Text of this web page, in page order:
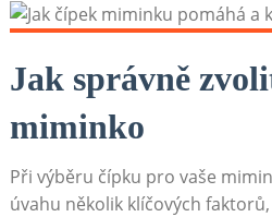
Jak správně
miminko
Při výběru čípku pro vaše
úvahu několik klíčových